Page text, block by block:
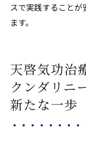
スで実践すること
ます。
天啓気功治
クンダリニ
新たな一歩